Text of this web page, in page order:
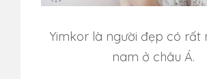
Yimkor là người đẹp có rất
nam ở châu Á.